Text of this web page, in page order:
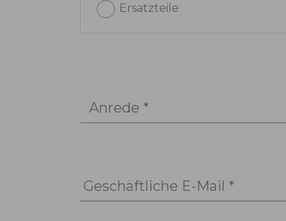
Ersatzteile
Anrede *
Geschäftliche E-Mail *